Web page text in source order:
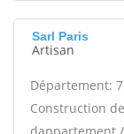
Sarl Paris
Artisan
Département:
Construction